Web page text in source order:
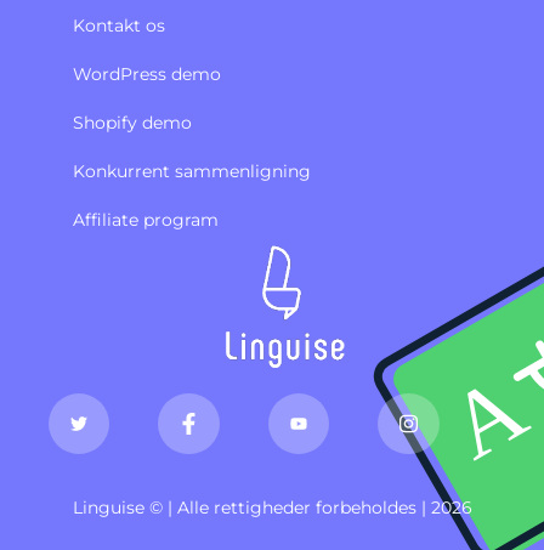
Kontakt os
WordPress demo
Shopify demo
Konkurrent sammenligning
Affiliate program
Linguise © | Alle rettigheder forbeholdes | 2026